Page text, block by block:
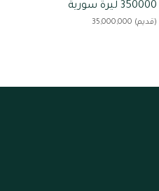
350000 ليرة سورية
(قديم) 35,000,000